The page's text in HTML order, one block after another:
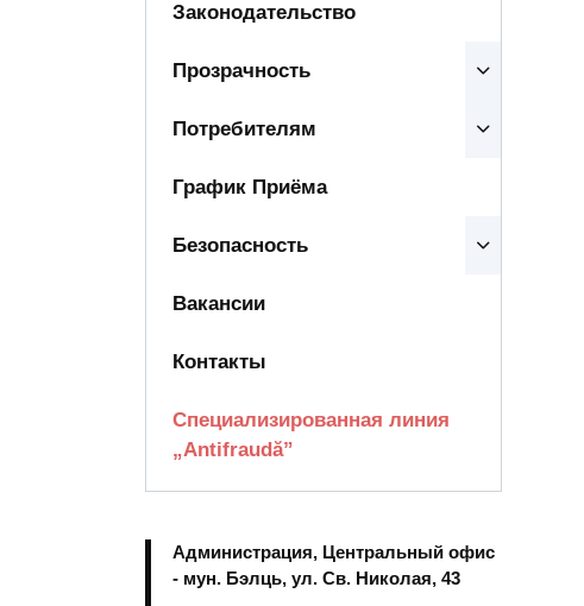
Законодательство
Прозрачность
Потребителям
График Приёма
Безопасность
Вакансии
Контакты
Специализированная линия
„Antifraudă”
Администрация, Центральный офис
- мун. Бэлць, ул. Св. Николая, 43